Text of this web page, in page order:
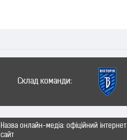
Склад команди:
Назва онлайн-медіа: офіційний інтернет
сайт